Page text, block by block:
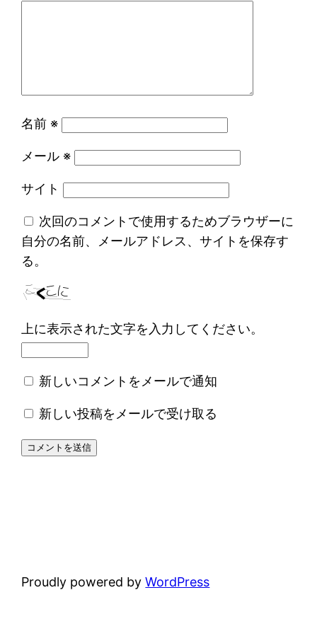
名前 ※
メール ※
サイト
次回のコメントで使用するためブラウザーに
自分の名前、メールアドレス、サイトを保存す
る。
上に表示された文字を入力してください。
新しいコメントをメールで通知
新しい投稿をメールで受け取る
Proudly powered byWordPress